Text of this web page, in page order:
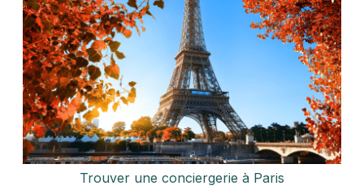
Trouver une conciergerie à Paris